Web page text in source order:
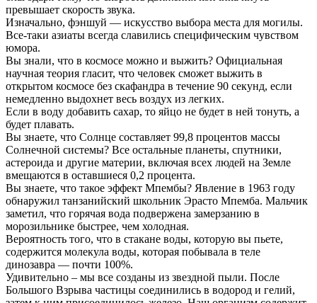
превышает скорость звука.
Изначально, фэншуй — искусство выбора места для могилы.
Все-таки азиаты всегда славились специфическим чувством
юмора.
Вы знали, что в космосе можно и выжить? Официальная
научная теория гласит, что человек сможет выжить в
открытом космосе без скафандра в течение 90 секунд, если
немедленно выдохнет весь воздух из легких.
Если в воду добавить сахар, то яйцо не будет в ней тонуть, а
будет плавать.
Вы знаете, что Солнце составляет 99,8 процентов массы
Солнечной системы? Все остальные планеты, спутники,
астероида и другие материи, включая всех людей на Земле
вмещаются в оставшиеся 0,2 процента.
Вы знаете, что такое эффект Мпембы? Явление в 1963 году
обнаружил танзанийский школьник Эрасто Мпемба. Мальчик
заметил, что горячая вода подвержена замерзанию в
морозильнике быстрее, чем холодная.
Вероятность того, что в стакане воды, которую вы пьете,
содержится молекула воды, которая побывала в теле
динозавра — почти 100%.
Удивительно – мы все созданы из звездной пыли. После
Большого Взрыва частицы соединились в водород и гелий,